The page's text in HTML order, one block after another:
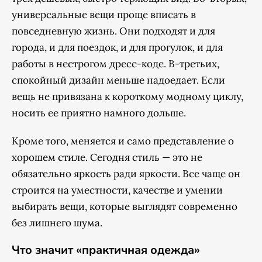
универсальные вещи проще вписать в
повседневную жизнь. Они подходят и для
города, и для поездок, и для прогулок, и для
работы в нестрогом дресс-коде. В-третьих,
спокойный дизайн меньше надоедает. Если
вещь не привязана к короткому модному циклу,
носить ее приятно намного дольше.
Кроме того, меняется и само представление о
хорошем стиле. Сегодня стиль — это не
обязательно яркость ради яркости. Все чаще он
строится на уместности, качестве и умении
выбирать вещи, которые выглядят современно
без лишнего шума.
Что значит «практичная одежда»